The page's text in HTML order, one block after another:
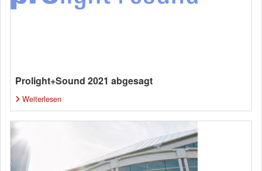
Prolight+Sound 2021 abgesagt
Weiterlesen